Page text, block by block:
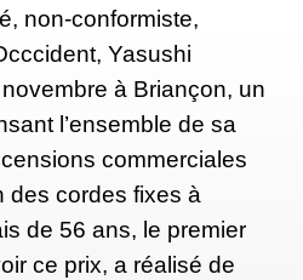
non-conformiste,
Yasushi
à Briançon, un
l’ensemble de sa
commerciales
des cordes fixes à
de 56 ans, le premier
ce prix, a réalisé de